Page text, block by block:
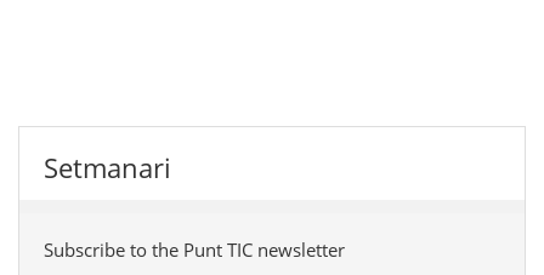
Setmanari
Subscribe to the Punt TIC newsletter